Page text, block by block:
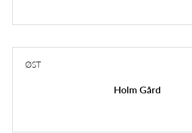
ØST
Holm Gård